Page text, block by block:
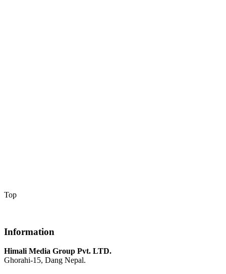
Top
Information
Himali Media Group Pvt. LTD.
Ghorahi-15, Dang Nepal.